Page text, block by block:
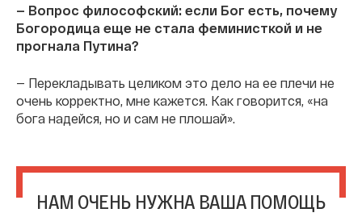
— Вопрос философский: если Бог есть, почему
Богородица еще не стала феминисткой и не
прогнала Путина?
— Перекладывать целиком это дело на ее плечи не
очень корректно, мне кажется. Как говорится, «на
бога надейся, но и сам не плошай».
НАМ ОЧЕНЬ НУЖНА ВАША ПОМОЩЬ